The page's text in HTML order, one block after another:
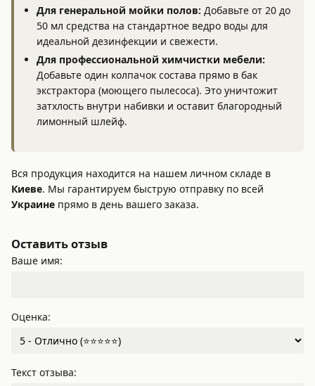
Для генеральной мойки полов: Добавьте от 20 до
50 мл средства на стандартное ведро воды для
идеальной дезинфекции и свежести.
Для профессиональной химчистки мебели:
Добавьте один колпачок состава прямо в бак
экстрактора (моющего пылесоса). Это уничтожит
затхлость внутри набивки и оставит благородный
лимонный шлейф.
Вся продукция находится на нашем личном складе в
Киеве. Мы гарантируем быструю отправку по всей
Украине прямо в день вашего заказа.
Оставить отзыв
Ваше имя:
Оценка:
Текст отзыва: